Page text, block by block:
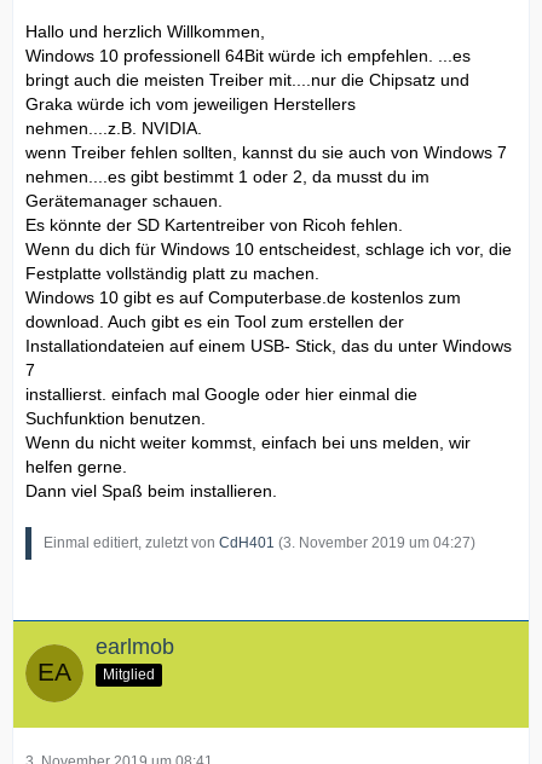
Hallo und herzlich Willkommen,
Windows 10 professionell 64Bit würde ich empfehlen. ...es
bringt auch die meisten Treiber mit....nur die Chipsatz und
Graka würde ich vom jeweiligen Herstellers
nehmen....z.B. NVIDIA.
wenn Treiber fehlen sollten, kannst du sie auch von Windows 7
nehmen....es gibt bestimmt 1 oder 2, da musst du im
Gerätemanager schauen.
Es könnte der SD Kartentreiber von Ricoh fehlen.
Wenn du dich für Windows 10 entscheidest, schlage ich vor, die
Festplatte vollständig platt zu machen.
Windows 10 gibt es auf Computerbase.de kostenlos zum
download. Auch gibt es ein Tool zum erstellen der
Installationdateien auf einem USB- Stick, das du unter Windows
7
installierst. einfach mal Google oder hier einmal die
Suchfunktion benutzen.
Wenn du nicht weiter kommst, einfach bei uns melden, wir
helfen gerne.
Dann viel Spaß beim installieren.
Einmal editiert, zuletzt von CdH401 (3. November 2019 um 04:27)
earlmob
Mitglied